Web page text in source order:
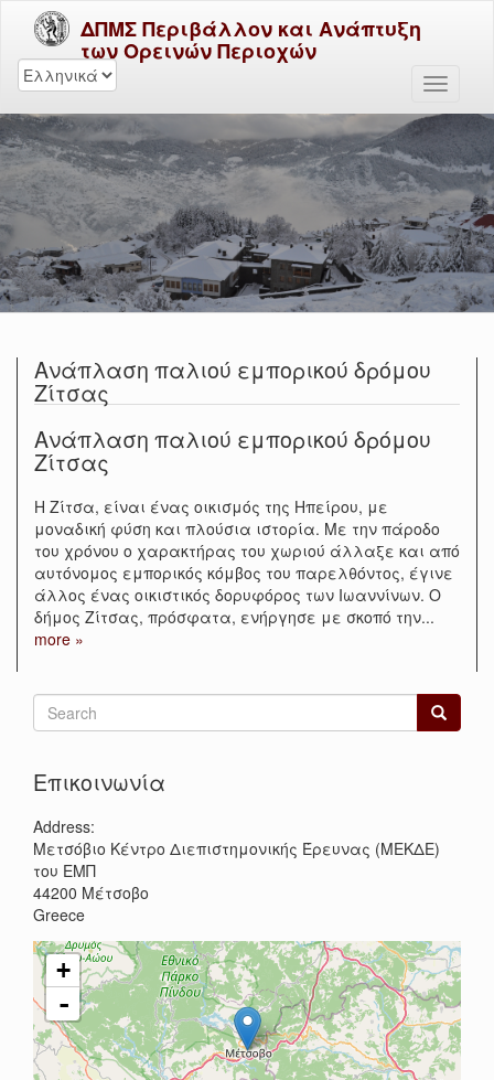
ΔΠΜΣ Περιβάλλον και Ανάπτυξη
των Ορεινών Περιοχών
Ανάπλαση παλιού εμπορικού δρόμου
Ζίτσας
Ανάπλαση παλιού εμπορικού δρόμου
Ζίτσας
Η Ζίτσα, είναι ένας οικισμός της Ηπείρου, με
μοναδική φύση και πλούσια ιστορία. Με την πάροδο
του χρόνου ο χαρακτήρας του χωριού άλλαξε και από
αυτόνομος εμπορικός κόμβος του παρελθόντος, έγινε
άλλος ένας οικιστικός δορυφόρος των Ιωαννίνων. Ο
δήμος Ζίτσας, πρόσφατα, ενήργησε με σκοπό την...
more »
Search
form
Επικοινωνία
Address:
Μετσόβιο Κέντρο Διεπιστημονικής Έρευνας (ΜΕΚΔΕ)
του ΕΜΠ
44200 Μέτσοβο
Greece
+
-